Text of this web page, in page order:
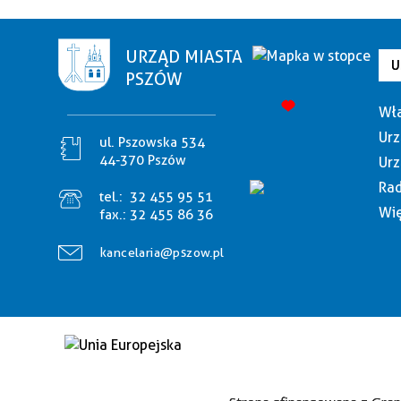
URZĄD MIASTA
PSZÓW
ul. Pszowska 534
44-370 Pszów
tel.: 32 455 95 51
fax.: 32 455 86 36
kancelaria@pszow.pl